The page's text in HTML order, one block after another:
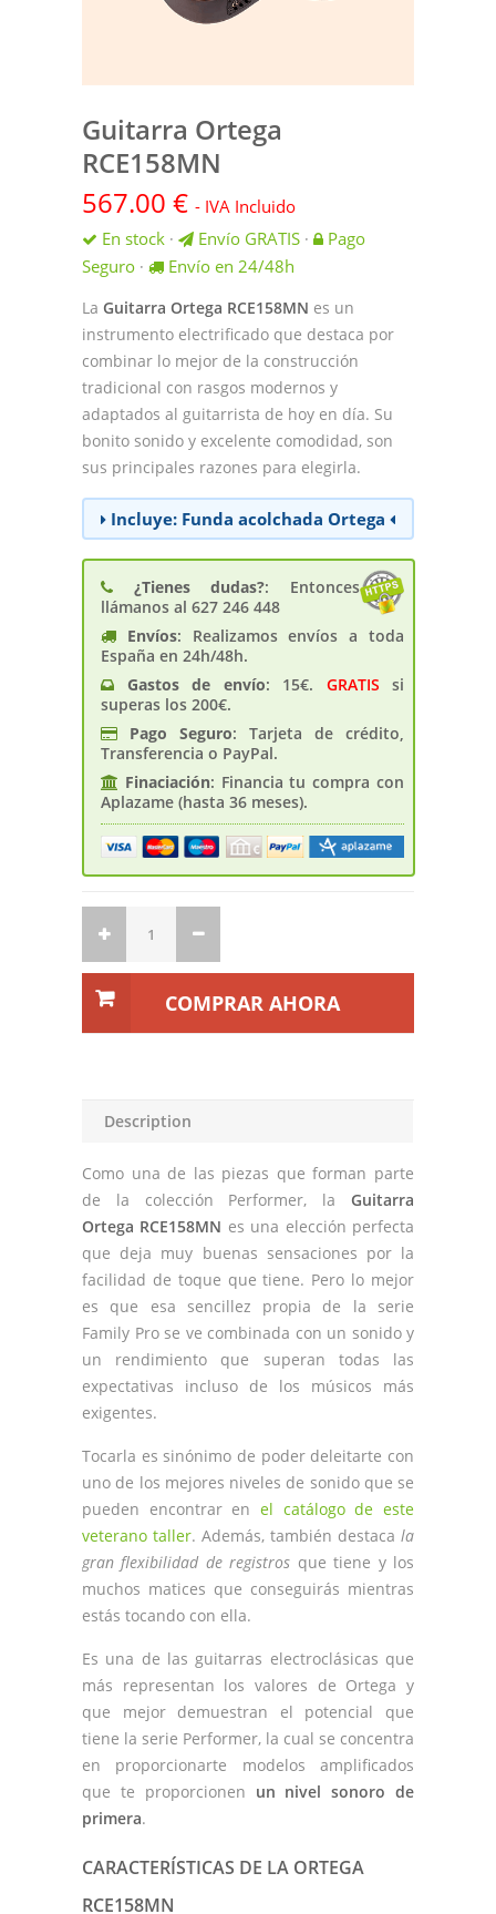
Guitarra Ortega
RCE158MN
567.00 € - IVA Incluido
En stock · Envío GRATIS ·
Pago
Seguro · Envío en 24/48h
La Guitarra Ortega RCE158MN es un
instrumento electrificado que destaca por
combinar lo mejor de la construcción
tradicional con rasgos modernos y
adaptados al guitarrista de hoy en día. Su
bonito sonido y excelente comodidad, son
sus principales razones para elegirla.
Incluye: Funda acolchada Ortega
¿Tienes dudas?: Entonces
llámanos al 627 246 448
Envíos: Realizamos envíos a toda
España en 24h/48h.
Gastos de enví­o: 15€. GRATIS si
superas los 200€.
Pago Seguro: Tarjeta de crédito,
Transferencia o PayPal.
Finaciación: Financia tu compra con
Aplazame (hasta 36 meses).
COMPRAR AHORA
Description
Como una de las piezas que forman parte
de la colección Performer, la Guitarra
Ortega RCE158MN es una elección perfecta
que deja muy buenas sensaciones por la
facilidad de toque que tiene. Pero lo mejor
es que esa sencillez propia de la serie
Family Pro se ve combinada con un sonido y
un rendimiento que superan todas las
expectativas incluso de los músicos más
exigentes.
Tocarla es sinónimo de poder deleitarte con
uno de los mejores niveles de sonido que se
pueden encontrar en el catálogo de este
veterano taller. Además, también destaca la
gran flexibilidad de registros que tiene y los
muchos matices que conseguirás mientras
estás tocando con ella.
Es una de las guitarras electroclásicas que
más representan los valores de Ortega y
que mejor demuestran el potencial que
tiene la serie Performer, la cual se concentra
en proporcionarte modelos amplificados
que te proporcionen un nivel sonoro de
primera.
CARACTERÍSTICAS DE LA ORTEGA
RCE158MN